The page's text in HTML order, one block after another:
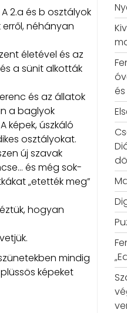
2.a és b osztályok
néhányan
életével és az
a sünit alkották
és az állatok
a baglyok
képek, úszkáló
osztályokat.
új szavak
és még sok-
„etették meg”
hogyan
mindig
képeket